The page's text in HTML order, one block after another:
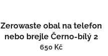
Zerowaste obal na telefon
nebo brejle Černo-bílý 2
650 Kč